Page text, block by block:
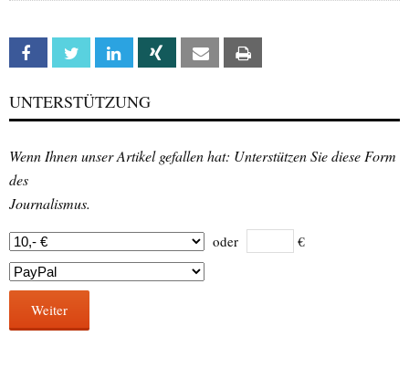
Facebook Twitter Linkedin Xing Email
UNTERSTÜTZUNG
Wenn Ihnen unser Artikel gefallen hat: Unterstützen Sie diese Form
des
Journalismus.
oder €
Weiter